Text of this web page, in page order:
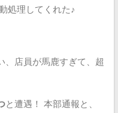
処理してくれた♪
、店員が馬鹿すぎて、超
と遭遇！ 本部通報と、